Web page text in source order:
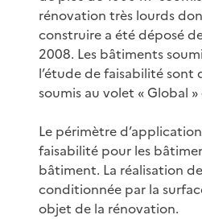
rénovation très lourds
construire a été déposé
2008. Les bâtiments
l’étude de faisabilité
soumis au volet « Global »
Le périmètre
faisabilité pour les
bâtiment. La réalisation
conditionnée par la
objet de la rénovation.